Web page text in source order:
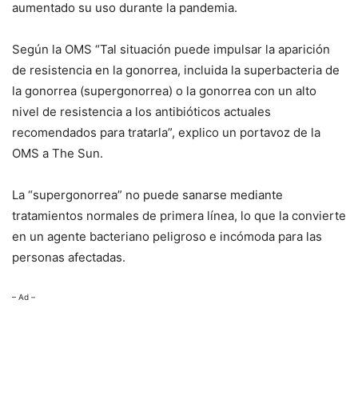
aumentado su uso durante la pandemia.
Según la OMS “Tal situación puede impulsar la aparición
de resistencia en la gonorrea, incluida la superbacteria de
la gonorrea (supergonorrea) o la gonorrea con un alto
nivel de resistencia a los antibióticos actuales
recomendados para tratarla”, explico un portavoz de la
OMS a The Sun.
La “supergonorrea” no puede sanarse mediante
tratamientos normales de primera línea, lo que la convierte
en un agente bacteriano peligroso e incómoda para las
personas afectadas.
– Ad –